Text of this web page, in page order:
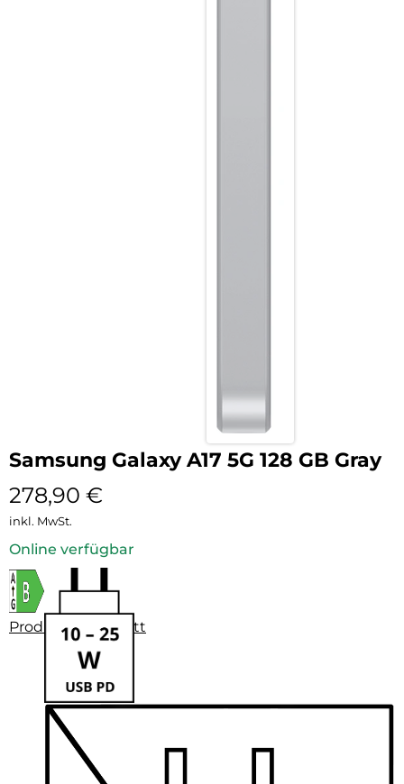
Samsung Galaxy A17 5G 128 GB Gray
278,90 €
inkl. MwSt.
Online verfügbar
Produktdatenblatt